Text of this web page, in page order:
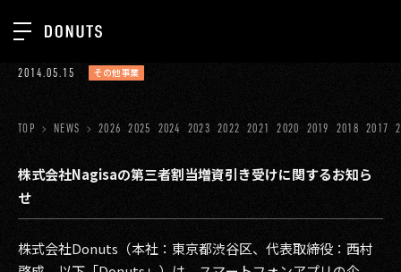
ジョブカン
ゲーム
医療(CLIUS)
TOP
ABOUT
SERVICES
GROUP
RECRUIT
2014.05.15 その他事業
TOP NEWS 2026 2025 2024 2023 2022 2021 2020 2019 2018 2017
株式会社Nagisaの第三者割当増資引き受けに関するお知ら
せ
株式会社Donuts（本社：東京都渋谷区、代表取締役：西村